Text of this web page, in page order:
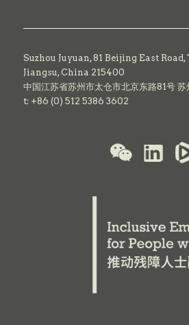
Suzhou Juyuan, 81 Beijing East Road,
Jiangsu, China 215400
中国江苏省苏州市太仓市北京东路81号
t: +86 (0) 512 5386 3602